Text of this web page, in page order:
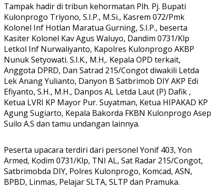
Tampak hadir di tribun kehormatan Plh. Pj. Bupati
Kulonprogo Triyono, S.I.P., M.Si., Kasrem 072/Pmk
Kolonel Inf Hotlan Maratua Gurning, S.I.P., beserta
Kasiter Kolonel Kav Agus Waluyo, Dandim 0731/Klp
Letkol Inf Nurwaliyanto, Kapolres Kulonprogo AKBP
Nunuk Setyowati. S.I.K., M.H,. Kepala OPD terkait,
Anggota DPRD, Dan Satrad 215/Congot diwakili Letda
Lek Anang Yulianto, Danyon B Satbrimob DIY AKP Edi
Efiyanto, S.H., M.H., Danpos AL Letda Laut (P) Dafik ,
Ketua LVRI KP Mayor Pur. Suyatman, Ketua HIPAKAD KP
Agung Sugiarto, Kepala Bakorda FKBN Kulonprogo Asep
Suilo A.S dan tamu undangan lainnya.
Peserta upacara terdiri dari personel Yonif 403, Yon
Armed, Kodim 0731/Klp, TNI AL, Sat Radar 215/Congot,
Satbrimobda DIY, Polres Kulonprogo, Komcad, ASN,
BPBD, Linmas, Pelajar SLTA, SLTP dan Pramuka.